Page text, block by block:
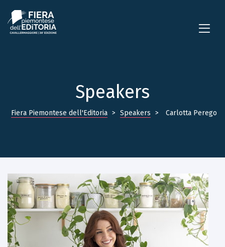
Speakers
Fiera Piemontese dell'Editoria > Speakers > Carlotta Perego